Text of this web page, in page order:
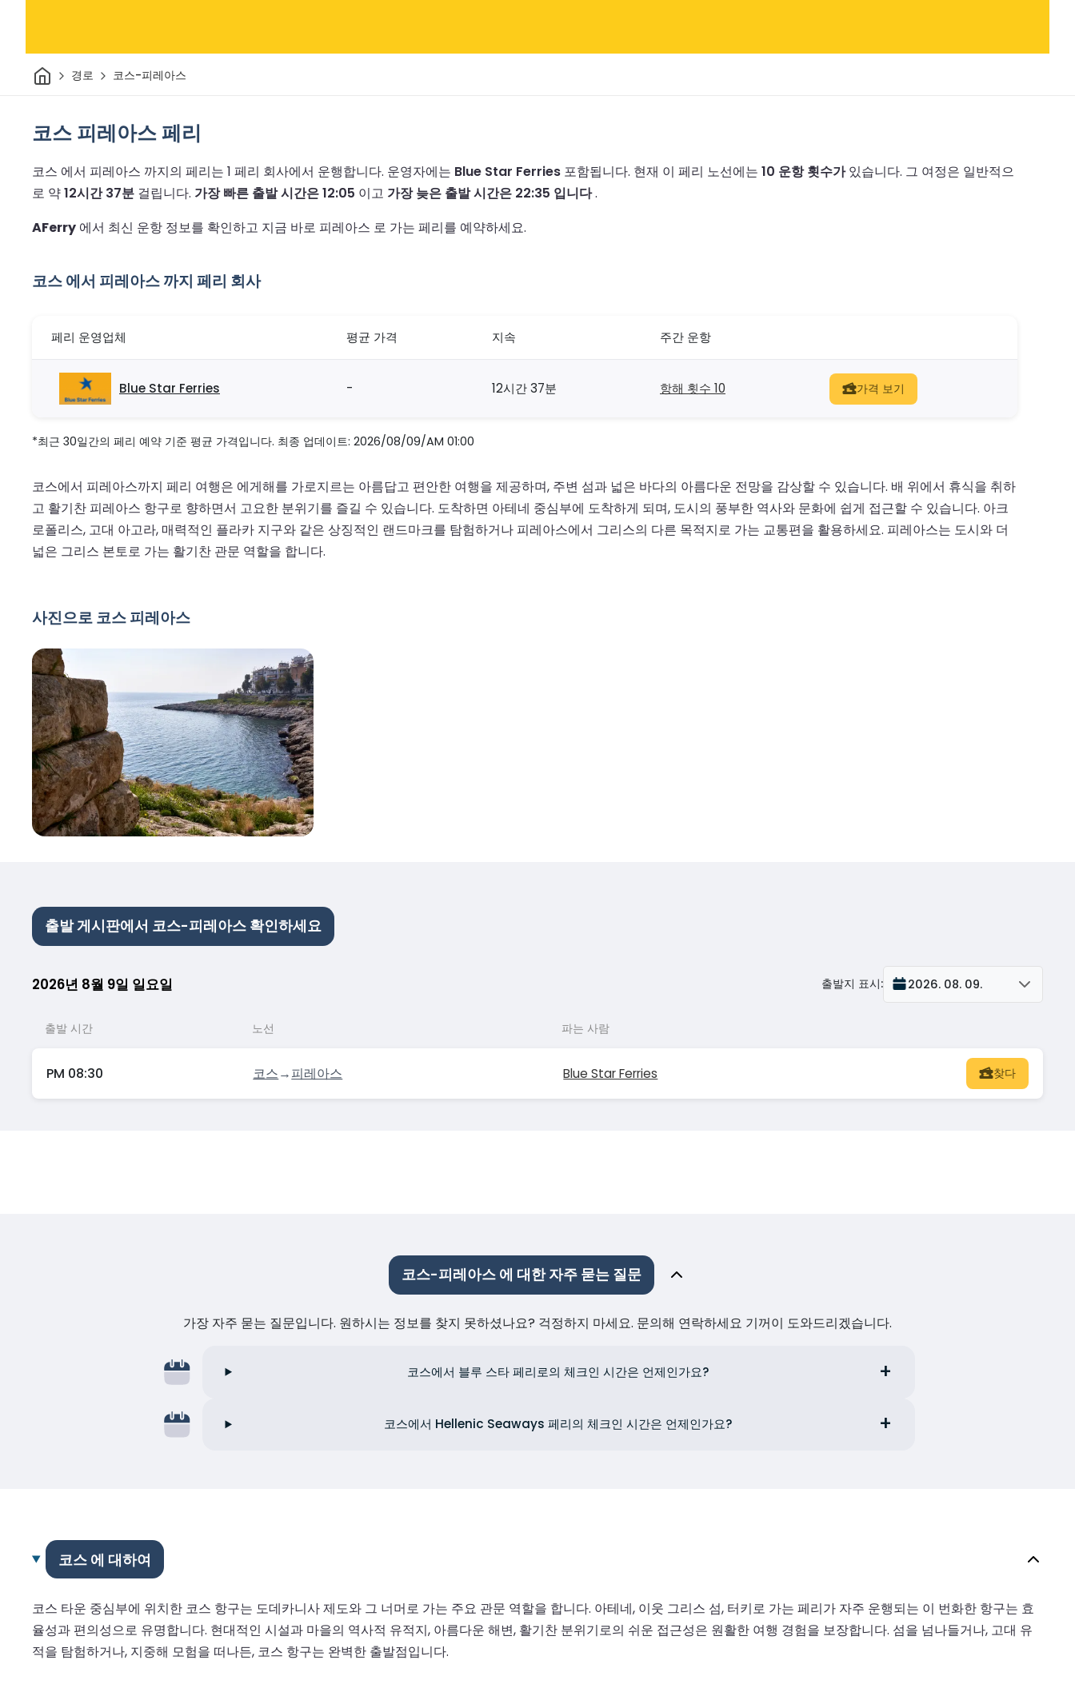
집 경로 코스-피레아스
코스 피레아스 페리
코스 에서 피레아스 까지의 페리는 1 페리 회사에서 운행합니다. 운영자에는 Blue Star Ferries 포함됩니다. 현재 이 페리 노선에는 10 운항 횟수가있습니다. 그 여정은 일반적으
로 약12시간 37분 걸립니다. 가장 빠른 출발 시간은 12:05 이고 가장 늦은 출발 시간은 22:35 입니다.
AFerry 에서 최신 운항 정보를 확인하고 지금 바로 피레아스 로 가는 페리를 예약하세요.
코스 에서 피레아스 까지 페리 회사
페리 운영업체 평균 가격 지속 주간 운항
Blue Star Ferries - 12시간 37분 항해 횟수 10 가격 보기
*최근 30일간의 페리 예약 기준 평균 가격입니다. 최종 업데이트: 2026/08/09/AM 01:00
코스에서 피레아스까지 페리 여행은 에게해를 가로지르는 아름답고 편안한 여행을 제공하며, 주변 섬과 넓은 바다의 아름다운 전망을 감상할 수 있습니다. 배 위에서 휴식을 취하
고 활기찬 피레아스 항구로 향하면서 고요한 분위기를 즐길 수 있습니다. 도착하면 아테네 중심부에 도착하게 되며, 도시의 풍부한 역사와 문화에 쉽게 접근할 수 있습니다. 아크
로폴리스, 고대 아고라, 매력적인 플라카 지구와 같은 상징적인 랜드마크를 탐험하거나 피레아스에서 그리스의 다른 목적지로 가는 교통편을 활용하세요. 피레아스는 도시와 더
넓은 그리스 본토로 가는 활기찬 관문 역할을 합니다.
사진으로 코스 피레아스
출발 게시판에서 코스-피레아스 확인하세요
2026년 8월 9일 일요일 출발지 표시: 2026. 08. 09.
출발 시간 노선 파는 사람
PM 08:30 코스→피레아스 Blue Star Ferries 찾다
코스-피레아스 에 대한 자주 묻는 질문
가장 자주 묻는 질문입니다. 원하시는 정보를 찾지 못하셨나요? 걱정하지 마세요. 문의해 연락하세요 기꺼이 도와드리겠습니다.
코스에서 블루 스타 페리로의 체크인 시간은 언제인가요?
코스에서 Hellenic Seaways 페리의 체크인 시간은 언제인가요?
코스 에 대하여
코스 타운 중심부에 위치한 코스 항구는 도데카니사 제도와 그 너머로 가는 주요 관문 역할을 합니다. 아테네, 이웃 그리스 섬, 터키로 가는 페리가 자주 운행되는 이 번화한 항구는 효
율성과 편의성으로 유명합니다. 현대적인 시설과 마을의 역사적 유적지, 아름다운 해변, 활기찬 분위기로의 쉬운 접근성은 원활한 여행 경험을 보장합니다. 섬을 넘나들거나, 고대 유
적을 탐험하거나, 지중해 모험을 떠나든, 코스 항구는 완벽한 출발점입니다.